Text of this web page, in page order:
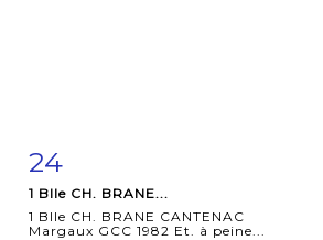
24
1 Blle CH. BRANE...
1 Blle CH. BRANE CANTENAC
Margaux GCC 1982 Et. à peine...